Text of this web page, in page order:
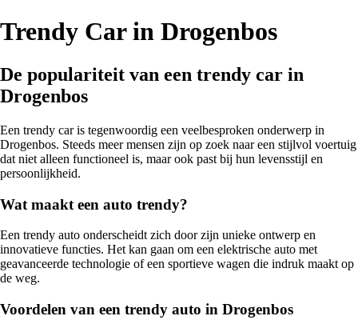
Trendy Car in Drogenbos
De populariteit van een trendy car in
Drogenbos
Een trendy car is tegenwoordig een veelbesproken onderwerp in
Drogenbos. Steeds meer mensen zijn op zoek naar een stijlvol voertuig
dat niet alleen functioneel is, maar ook past bij hun levensstijl en
persoonlijkheid.
Wat maakt een auto trendy?
Een trendy auto onderscheidt zich door zijn unieke ontwerp en
innovatieve functies. Het kan gaan om een elektrische auto met
geavanceerde technologie of een sportieve wagen die indruk maakt op
de weg.
Voordelen van een trendy auto in Drogenbos